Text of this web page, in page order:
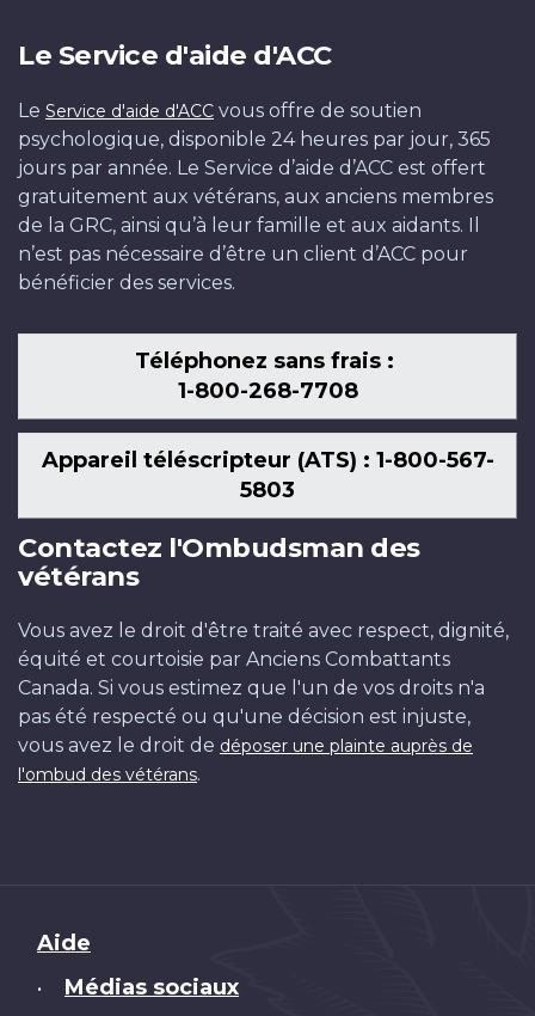
Le Service d'aide d'ACC
Le Service d'aide d'ACC vous offre de soutien
psychologique, disponible 24 heures par jour, 365
jours par année. Le Service d’aide d’ACC est offert
gratuitement aux vétérans, aux anciens membres
de la GRC, ainsi qu’à leur famille et aux aidants. Il
n’est pas nécessaire d’être un client d’ACC pour
bénéficier des services.
Téléphonez sans frais :
1-800-268-7708
Appareil téléscripteur (ATS) : 1-800-567-
5803
Contactez l'Ombudsman des
vétérans
Vous avez le droit d'être traité avec respect, dignité,
équité et courtoisie par Anciens Combattants
Canada. Si vous estimez que l'un de vos droits n'a
pas été respecté ou qu'une décision est injuste,
vous avez le droit de déposer une plainte auprès de
l'ombud des vétérans.
Brand
Aide
• Médias sociaux